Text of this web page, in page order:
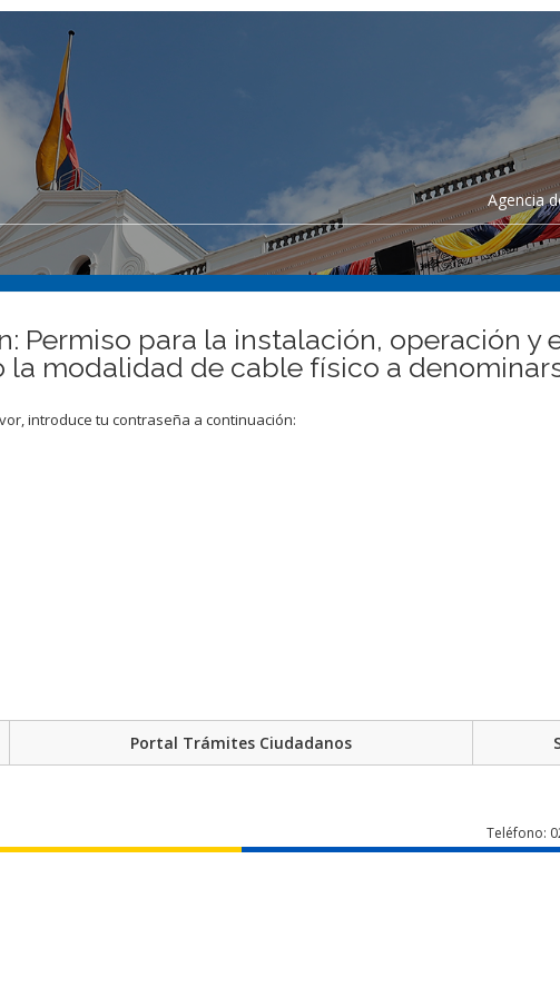
Agencia
Permiso para la instalación, operación y
modalidad de cable físico a
introduce tu contraseña a continuación:
Portal Trámites Ciudadanos
Teléfono: